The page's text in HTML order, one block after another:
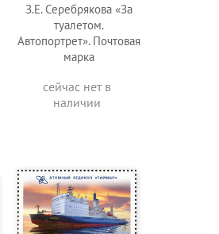
З.Е. Серебрякова «За
туалетом.
Автопортрет». Почтовая
марка
сейчас нет в
наличии